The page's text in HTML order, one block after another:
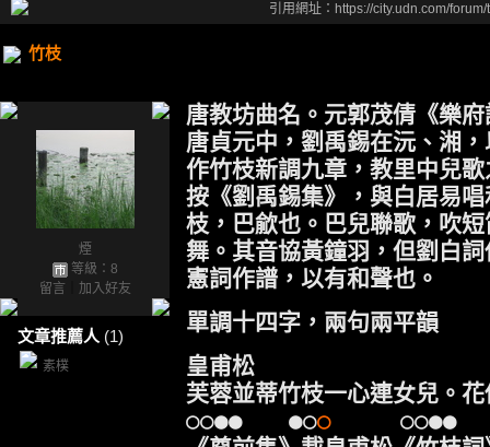
引用網址：https://city.udn.com/
竹枝
煙
等級：8
留言
加入好友
文章推薦人 (1)
素樸
唐教坊曲名。元郭茂倩《樂
唐貞元中，劉禹錫在沅、湘
作竹枝新調九章，教里中兒
按《劉禹錫集》，與白居易
枝，巴歈也。巴兒聯歌，吹
舞。其音協黃鐘羽，但劉白
憲詞作譜，以有和聲也。
單調十四字，兩句兩平韻
皇甫松
芙蓉並蒂竹枝一心連女兒。
○○●● ●○○ ○○●●